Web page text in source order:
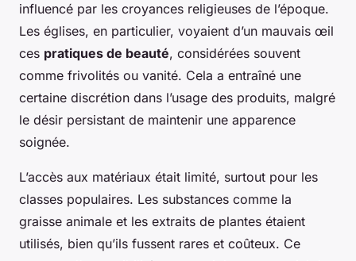
influencé par les croyances religieuses de l’époque.
Les églises, en particulier, voyaient d’un mauvais œil
ces pratiques de beauté, considérées souvent
comme frivolités ou vanité. Cela a entraîné une
certaine discrétion dans l’usage des produits, malgré
le désir persistant de maintenir une apparence
soignée.
L’accès aux matériaux était limité, surtout pour les
classes populaires. Les substances comme la
graisse animale et les extraits de plantes étaient
utilisés, bien qu’ils fussent rares et coûteux. Ce